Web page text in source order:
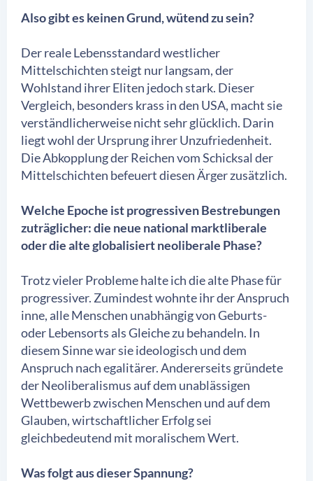
Also gibt es keinen Grund, wütend zu sein?
Der reale Lebensstandard westlicher
Mittelschichten steigt nur langsam, der
Wohlstand ihrer Eliten jedoch stark. Dieser
Vergleich, besonders krass in den USA, macht sie
verständlicherweise nicht sehr glücklich. Darin
liegt wohl der Ursprung ihrer Unzufriedenheit.
Die Abkopplung der Reichen vom Schicksal der
Mittelschichten befeuert diesen Ärger zusätzlich.
Welche Epoche ist progressiven Bestrebungen
zuträglicher: die neue national marktliberale
oder die alte globalisiert neoliberale Phase?
Trotz vieler Probleme halte ich die alte Phase für
progressiver. Zumindest wohnte ihr der Anspruch
inne, alle Menschen unabhängig von Geburts-
oder Lebensorts als Gleiche zu behandeln. In
diesem Sinne war sie ideologisch und dem
Anspruch nach egalitärer. Andererseits gründete
der Neoliberalismus auf dem unablässigen
Wettbewerb zwischen Menschen und auf dem
Glauben, wirtschaftlicher Erfolg sei
gleichbedeutend mit moralischem Wert.
Was folgt aus dieser Spannung?